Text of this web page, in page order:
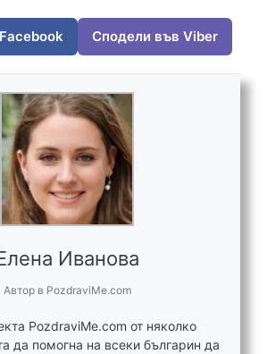
Сподели във Viber
Иванова
Автор в PozdraviMe.com
PozdraviMe.com от няколко
да помогна на всеки българин да